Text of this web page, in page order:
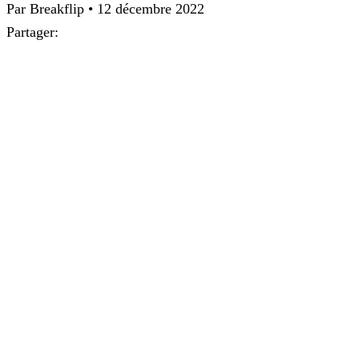
Par Breakflip • 12 décembre 2022
Partager: